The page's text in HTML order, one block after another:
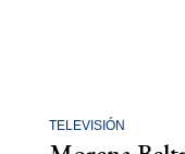
TELEVISIÓN